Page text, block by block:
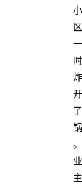
小
区
一
时
炸
开
了
锅
。
业
主